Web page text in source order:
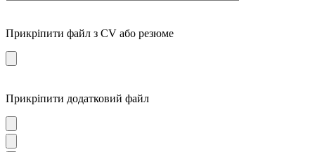
Прикріпити файл з CV або резюме
Прикріпити додатковий файл